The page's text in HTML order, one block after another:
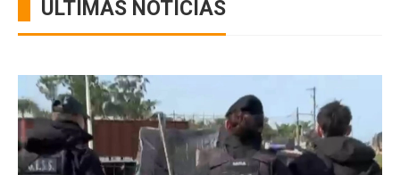
ÚLTIMAS NOTICIAS